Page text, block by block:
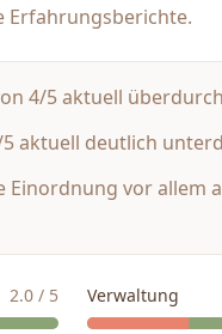
Erfahrungsberichte.
4/5 aktuell
aktuell deutlich
vor allem
2.0 / 5 Verwaltung